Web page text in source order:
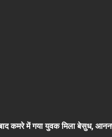
कमरे में गया युवक मिला बेसुध,